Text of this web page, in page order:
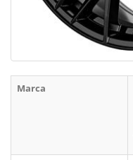
Marca